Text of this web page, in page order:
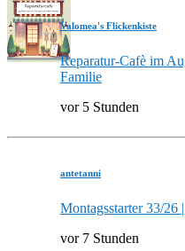
Valomea's Flickenkiste
Reparatur-Cafè im
Familie
vor 5 Stunden
antetanni
Montagsstarter 33/26
vor 7 Stunden